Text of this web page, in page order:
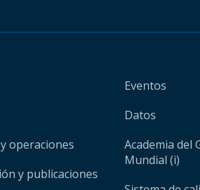
operaciones
y publicaciones
Eventos
Datos
Academia del
Mundial (i)